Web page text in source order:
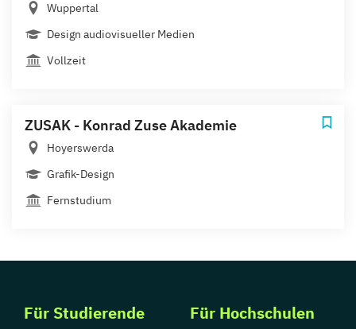
Wuppertal
Design audiovisueller Medien
Vollzeit
ZUSAK - Konrad Zuse Akademie
Hoyerswerda
Grafik-Design
Fernstudium
Für Studierende Für Hochschulen